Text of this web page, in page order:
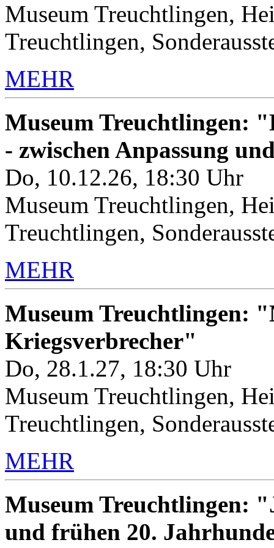
Museum Treuchtlingen,
Treuchtlingen,
MEHR
Museum Treuchtlingen:
- zwischen Anpassung
Do, 10.12.26, 18:30 Uhr
Museum Treuchtlingen,
Treuchtlingen,
MEHR
Museum Treuchtlingen:
Kriegsverbrecher"
Do, 28.1.27, 18:30 Uhr
Museum Treuchtlingen,
Treuchtlingen,
MEHR
Museum Treuchtlingen:
und frühen 20.